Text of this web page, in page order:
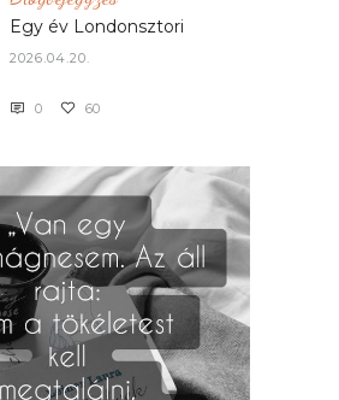
Egy év Londonsztori
2026.04.20.
0 60